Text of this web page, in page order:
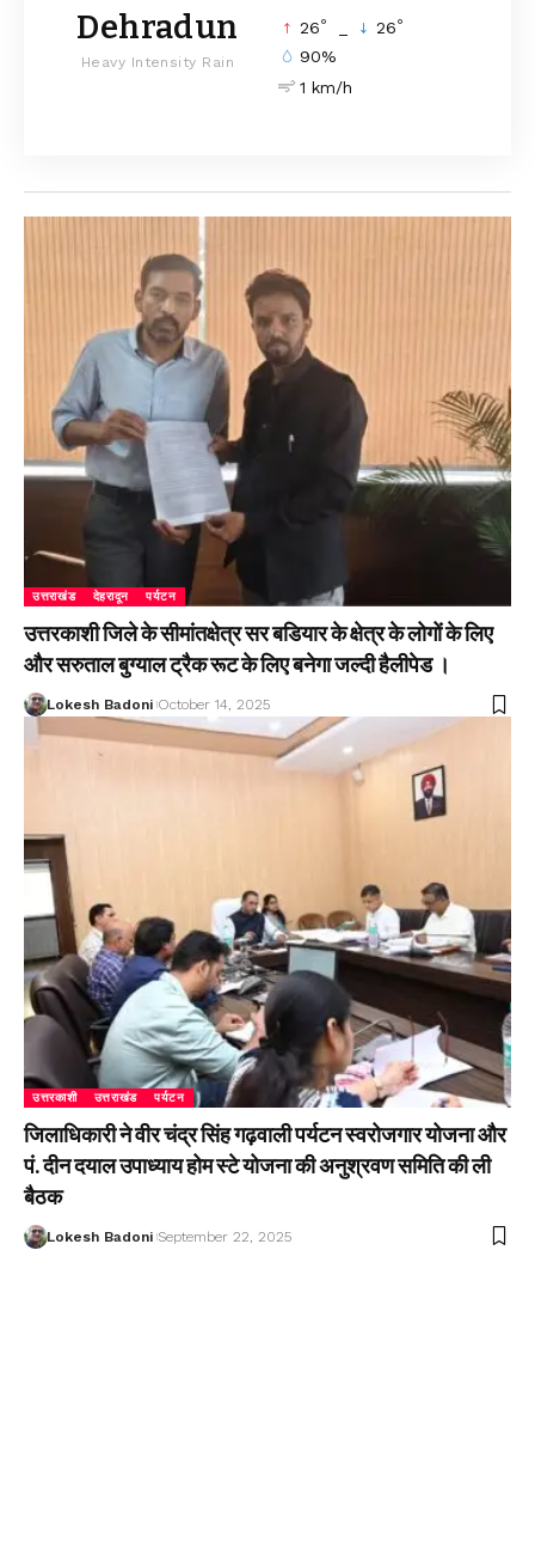
Dehradun
Heavy Intensity Rain
26° 26°
90%
1 km/h
उत्तराखंड देहरादून पर्यटन
उत्तरकाशी जिले के सीमांतक्षेत्र सर बडियार के क्षेत्र के लोगों के लिए
और सरुताल बुग्याल ट्रैक रूट के लिए बनेगा जल्दी हैलीपेड ।
Lokesh Badoni October 14, 2025
उत्तरकाशी उत्तराखंड पर्यटन
जिलाधिकारी ने वीर चंद्र सिंह गढ़वाली पर्यटन स्वरोजगार योजना और
पं. दीन दयाल उपाध्याय होम स्टे योजना की अनुश्रवण समिति की ली
बैठक
Lokesh Badoni September 22, 2025